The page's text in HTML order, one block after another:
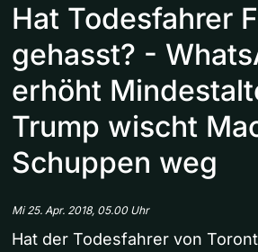
Hat Todesfahrer
gehasst? -
erhöht
Trump wischt
Schuppen weg
Mi 25. Apr. 2018, 05.00 Uhr
Hat der Todesfahrer von